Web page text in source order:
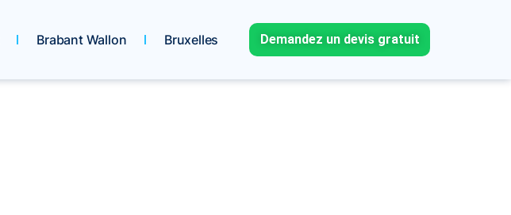
Brabant Wallon Bruxelles Demandez un devis gratuit